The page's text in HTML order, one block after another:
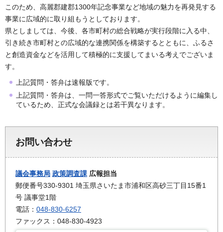
このため、高麗郡建郡1300年記念事業など地域の魅力を再発見する
事業に広域的に取り組もうとしております。
県としましては、今後、各市町村の総合戦略が実行段階に入る中、
引き続き市町村との広域的な連携関係を構築するとともに、ふるさ
と創造資金などを活用して積極的に支援してまいる考えでございま
す。
上記質問・答弁は速報版です。
上記質問・答弁は、一問一答形式でご覧いただけるように編集し
ているため、正式な会議録とは若干異なります。
お問い合わせ
議会事務局 政策調査課 広報担当
郵便番号330-9301 埼玉県さいたま市浦和区高砂三丁目15番1
号 議事堂1階
電話： 048-830-6257
ファックス：048-830-4923